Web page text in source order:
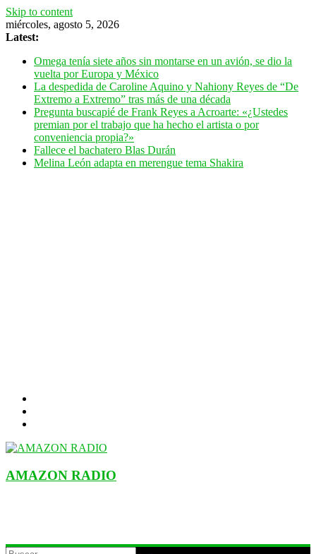
Skip to content
miércoles, agosto 5, 2026
Latest:
Omega tenía siete años sin montarse en un avión, se dio la
vuelta por Europa y México
La despedida de Caroline Aquino y Nahiony Reyes de “De
Extremo a Extremo” tras más de una década
Pregunta buscapié de Frank Reyes a Acroarte: «¿Ustedes
premian por el trabajo que ha hecho el artista o por
conveniencia propia?»
Fallece el bachatero Blas Durán
Melina León adapta en merengue tema Shakira
AMAZON RADIO